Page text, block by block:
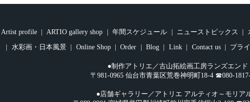
Artist profile ARTIO gallery shop 年間スケジュール ニューストピックス
水彩画・日本風景 Online Shop Order Blog Link Contact us プラ
●制作アトリエ／古山拓絵画工房ランズエンド
〒981-0965 仙台市青葉区荒巻神明町18-4 ☎︎080-
●店舗ギャラリー／アトリエ アルティオ～モリア